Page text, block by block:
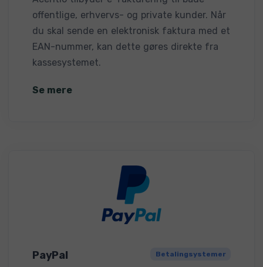
offentlige, erhvervs- og private kunder. Når
du skal sende en elektronisk faktura med et
EAN-nummer, kan dette gøres direkte fra
kassesystemet.
Se mere
PayPal Betalingsystemer